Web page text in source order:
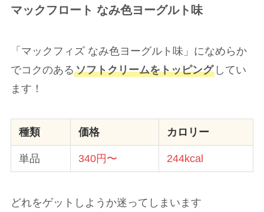
マックフロート なみ色ヨーグルト味
「マックフィズ なみ色ヨーグルト味」になめらか
でコクのあるソフトクリームをトッピングしてい
ます！
種類 価格 カロリー
単品 340円〜 244kcal
どれをゲットしようか迷ってしまいます